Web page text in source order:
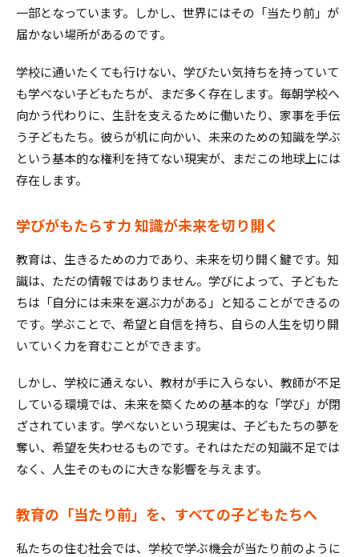
一部となっています。しかし、世界にはその「当たり前」が
届かない場所があるのです。
学校に通いたくても行けない、学びたい気持ちを持っていて
も学べない子どもたちが、まだ多く存在します。毎朝学校へ
向かう代わりに、生計を支えるために働いたり、家事を手伝
う子どもたち。彼らが机に向かい、未来のための知識を学ぶ
という基本的な権利を持てない現実が、まだこの地球上には
存在します。
学びがもたらす力 知識が未来を切り開く
教育は、生きるための力であり、未来を切り開く鍵です。知
識は、ただの情報ではありません。学びによって、子どもた
ちは「自分には未来を選ぶ力がある」と知ることができるの
です。学ぶことで、希望と自信を持ち、自らの人生を切り開
いていく力を育むことができます。
しかし、学校に通えない、教材が手に入らない、教師が不足
している環境では、未来を築くための基本的な「学び」が閉
ざされています。学べないという現実は、子どもたちの夢を
奪い、希望を失わせるものです。それはただの知識不足では
なく、人生そのものに大きな影響を与えます。
教育の「当たり前」を、すべての子どもたちへ
私たちの住む社会では、学校で学ぶ機会が当たり前のように